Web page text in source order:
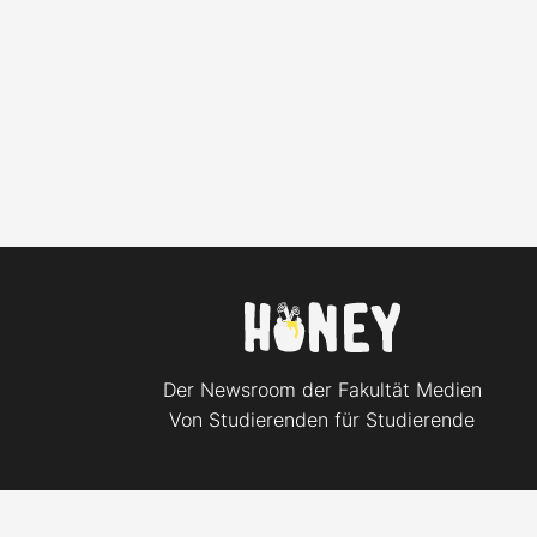
Der Newsroom der Fakultät Medien
Von Studierenden für Studierende